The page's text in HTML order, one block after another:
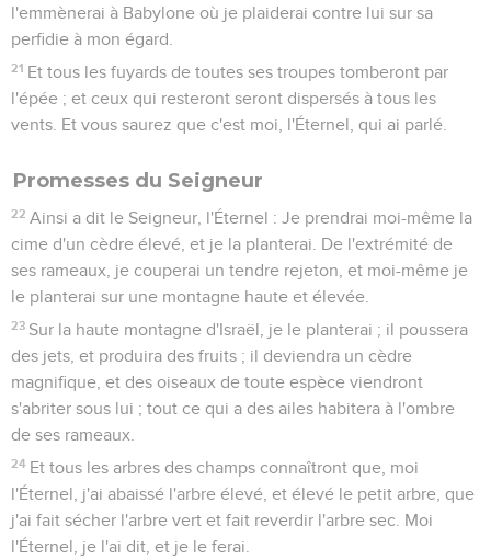
l'emmènerai à Babylone où je plaiderai contre lui sur sa
perfidie à mon égard.
21 Et tous les fuyards de toutes ses troupes tomberont par
l'épée ; et ceux qui resteront seront dispersés à tous les
vents. Et vous saurez que c'est moi, l'Éternel, qui ai parlé.
Promesses du Seigneur
22 Ainsi a dit le Seigneur, l'Éternel : Je prendrai moi-même la
cime d'un cèdre élevé, et je la planterai. De l'extrémité de
ses rameaux, je couperai un tendre rejeton, et moi-même je
le planterai sur une montagne haute et élevée.
23 Sur la haute montagne d'Israël, je le planterai ; il poussera
des jets, et produira des fruits ; il deviendra un cèdre
magnifique, et des oiseaux de toute espèce viendront
s'abriter sous lui ; tout ce qui a des ailes habitera à l'ombre
de ses rameaux.
24 Et tous les arbres des champs connaîtront que, moi
l'Éternel, j'ai abaissé l'arbre élevé, et élevé le petit arbre, que
j'ai fait sécher l'arbre vert et fait reverdir l'arbre sec. Moi
l'Éternel, je l'ai dit, et je le ferai.